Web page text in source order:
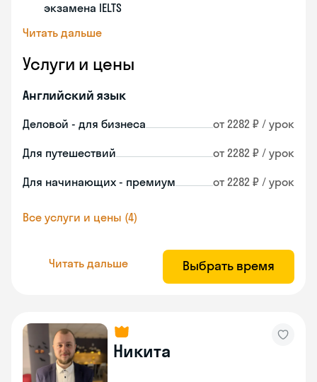
экзамена IELTS
Читать дальше
Услуги и цены
Английский язык
Деловой - для бизнеса от 2282 ₽ / урок
Для путешествий от 2282 ₽ / урок
Для начинающих - премиум от 2282 ₽ / урок
Все услуги и цены (4)
Читать дальше Выбрать время
Никита